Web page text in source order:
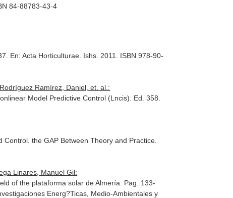
84-88783-43-4
En: Acta Horticulturae . Ishs. 2011. ISBN 978-90-
Ramírez, Daniel, et. al.:
Model Predictive Control (Lncis) . Ed. 358.
Control. the GAP Between Theory and Practice
Linares, Manuel Gil:
of the plataforma solar de Almería. Pag. 133-
Energ?Ticas, Medio-Ambientales y